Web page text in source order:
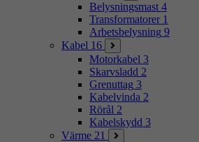
Belysningsmast 4
Transformatorer 1
Arbetsbelysning 9
Kabel 16
Motorkabel 3
Skarvsladd 2
Grenuttag 3
Kabelvinda 2
Rörål 2
Kabelskydd 3
Värme 21